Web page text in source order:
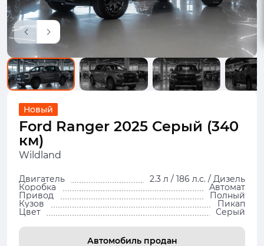
Новый
Ford Ranger 2025 Серый (340
км)
Wildland
Двигатель 2.3 л / 186 л.с. / Дизель
Коробка Автомат
Привод Полный
Кузов Пикап
Цвет Серый
Автомобиль продан